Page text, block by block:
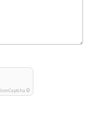
IconCaptcha ©